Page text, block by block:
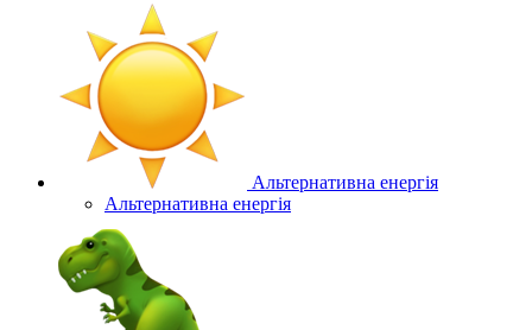
Альтернативна енергія
Альтернативна енергія